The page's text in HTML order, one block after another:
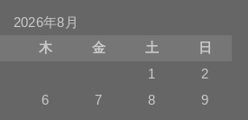
2026年8月
木 金 土
日
1
2
6 7 8
9